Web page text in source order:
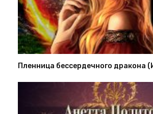
Пленница бессердечного дракона